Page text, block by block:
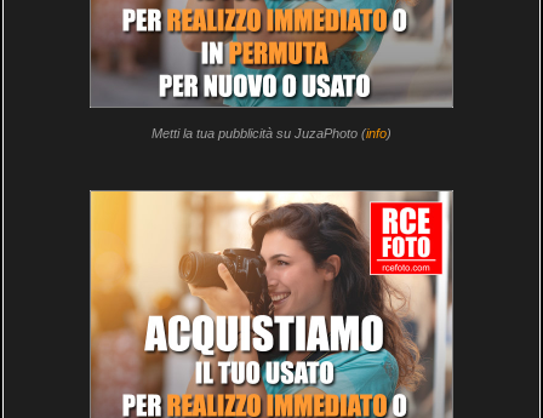
Metti la tua pubblicità su JuzaPhoto (info)